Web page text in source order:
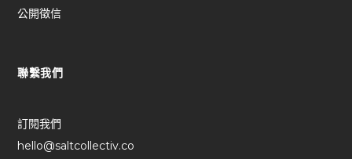
公開徵信
聯繫我們
訂閱我們
hello@saltcollectiv.co